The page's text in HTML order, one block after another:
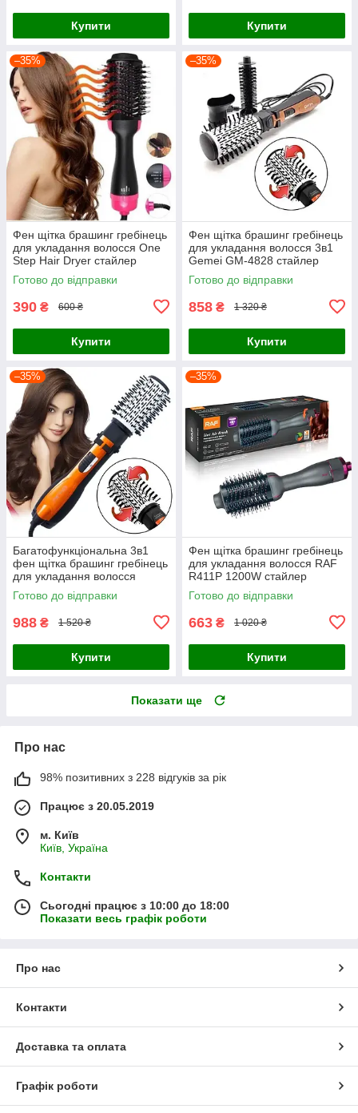
Купити Купити
–35%
Фен щітка брашинг гребінець
для укладання волосся One
Step Hair Dryer стайлер
випрямляч керамічний
Готово до відправки
390 ₴ 600 ₴
Купити
–35%
Фен щітка брашинг гребінець
для укладання волосся 3в1
Gemei GM-4828 стайлер
випрямляч і заповітник
керамічний
Готово до відправки
858 ₴ 1 320 ₴
Купити
–35%
Багатофункціональна 3в1
фен щітка брашинг гребінець
для укладання волосся
Gemei GM-4828 стайлер
випрямляч
Готово до відправки
988 ₴ 1 520 ₴
Купити
–35%
Фен щітка брашинг гребінець
для укладання волосся RAF
R411P 1200W стайлер
випрямляч керамічний
Готово до відправки
663 ₴ 1 020 ₴
Купити
Показати ще
Про нас
98% позитивних з 228 відгуків за рік
Працює з 20.05.2019
м. Київ
Київ, Україна
Контакти
Сьогодні працює з 10:00 до 18:00
Показати весь графік роботи
Про нас
Контакти
Доставка та оплата
Графік роботи